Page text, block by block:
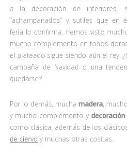
a la decoración de interiores,
“achampanados” y sutiles que en
feria lo confirma. Hemos visto
mucho complemento en tonos
el plateado sigue siendo aún el rey.
campaña de Navidad o una
quedarse?
Por lo demás, mucha madera, mucho
y mucho complemento y
como clásica, además de los
de ciervo y muchas otras cositas.